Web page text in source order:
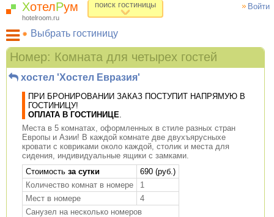
Войти
ХотелРум
hotelroom.ru
поиск гостиницы
Выбрать гостиницу
Гостиницы на карте Москвы
Гостиницы по метро
ХотелРум рекомендует
Номер: Комната для четырех гостей
хостел 'Хостел Евразия'
ПРИ БРОНИРОВАНИИ ЗАКАЗ ПОСТУПИТ НАПРЯМУЮ В
ГОСТИНИЦУ!
ОПЛАТА В ГОСТИНИЦЕ.
Места в 5 комнатах, оформленных в стиле разных стран
Европы и Азии! В каждой комнате две двухъярусныхе
кровати с ковриками около каждой, столик и места для
сидения, индивидуальные ящики с замками.
Cтоимость за сутки
690 (руб.)
Количество комнат в номере
1
Мест в номере
4
Санузел на несколько номеров